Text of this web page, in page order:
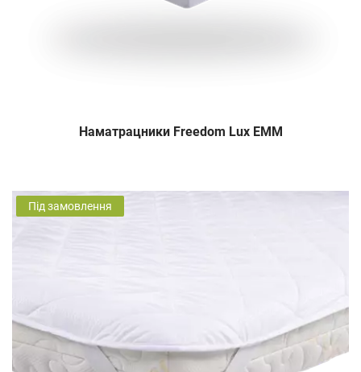
Наматрацники Freedom Lux EMM
Під замовлення